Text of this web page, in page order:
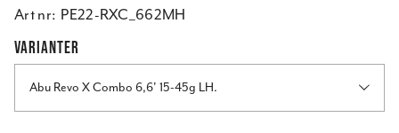
Art nr: PE22-RXC_662MH
VARIANTER
Abu Revo X Combo 6,6' 15-45g LH.